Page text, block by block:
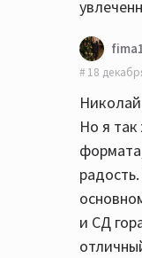
18
Но я
и СД